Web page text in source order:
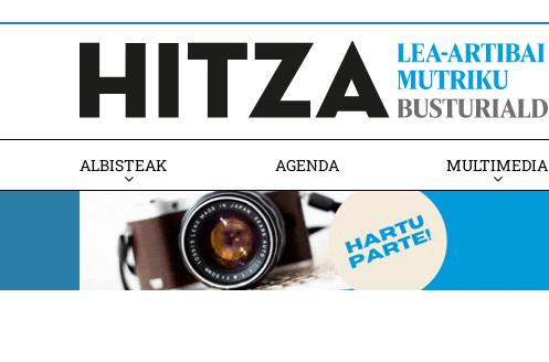
ALBISTEAK AGENDA MULTIMEDIA